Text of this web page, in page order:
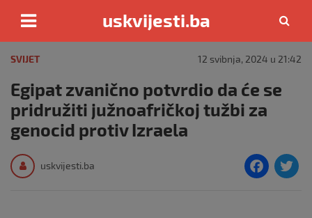
content
uskvijesti.ba
SVIJET 12 svibnja, 2024 u 21:42
Egipat zvanično potvrdio da će se
pridružiti južnoafričkoj tužbi za
genocid protiv Izraela
uskvijesti.ba
F